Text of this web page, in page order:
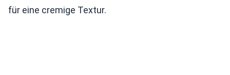
für eine cremige Textur.